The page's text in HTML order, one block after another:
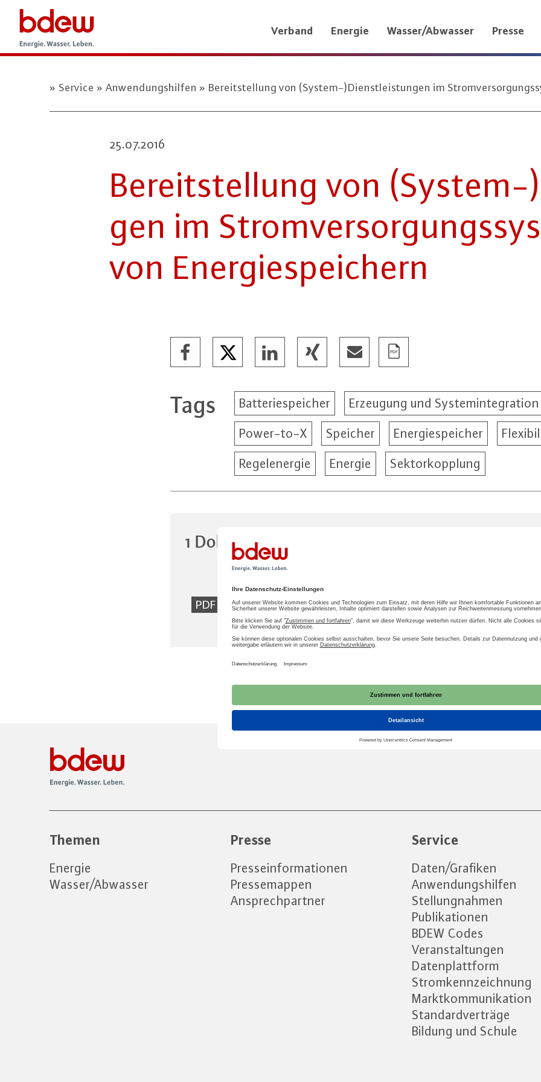
Verband Energie Wasser/Abwasser Presse
Service Anwendungshilfen Bereitstellung von (System-)Dienstleistungen im
25.07.2016
Be­reit­stel­lung von
gen im
von En­er­gie­spei­chern
Tags Batteriespeicher
Erzeugung und Systemintegration
Power-to-X
Speicher Energiespeicher
Regelenergie
Energie Sektorkopplung
1 Dokument zum Download
PDF
Bereitstellung von (System-)Dienstleistungen im
Stromversorgungssystem: Beitrag von
Themen
Energie
Wasser/Abwasser
Presse
Presseinformationen
Pressemappen
Ansprechpartner
Service
Daten/Grafiken
Anwendungshilfen
Stellungnahmen
Publikationen
BDEW Codes
Veranstaltungen
Datenplattform
Stromkennzeichnung
Marktkommunikation
Standardverträge
Bildung und Schule